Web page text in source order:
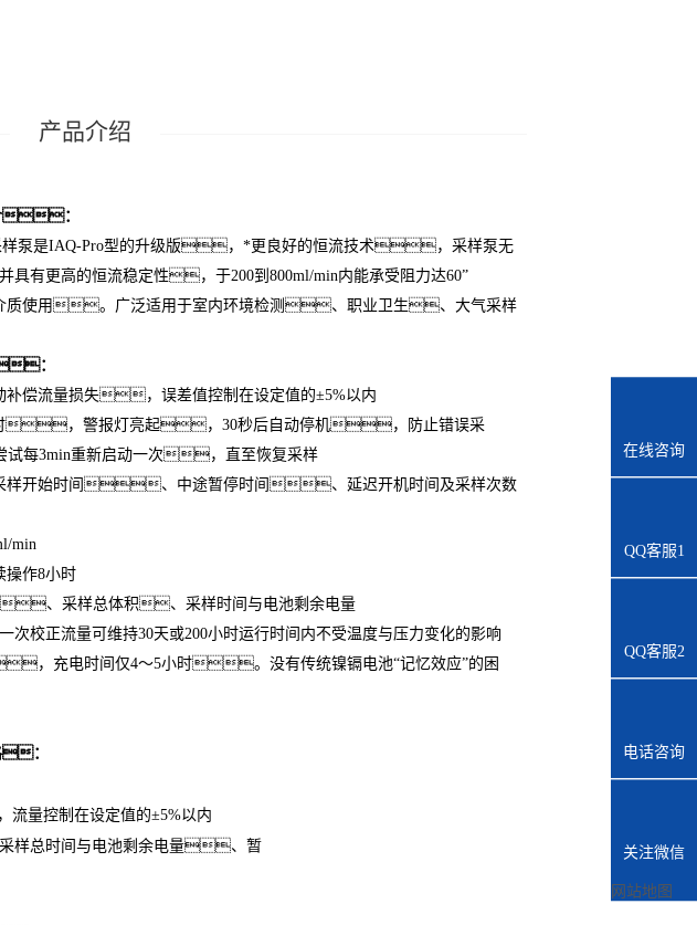
介：
样泵是IAQ-Pro型的升级版，*更良好的恒流技术，采样泵无
有更高的恒流稳定性，于200到800ml/min内能承受阻力达60”
质使用。广泛适用于室内环境检测、职业卫生、大气采样
：
流量损失，误差值控制在设定值的±5%以内
，警报灯亮起，30秒后自动停机，防止错误采
每3min重新启动一次，直至恢复采样
始时间、中途暂停时间、延迟开机时间及采样次数
min
作8小时
、采样总体积、采样时间与电池剩余电量
正流量可维持30天或200小时运行时间内不受温度与压力变化的影响
充电时间仅4～5小时。没有传统镍镉电池“记忆效应”的困
：
量控制在设定值的±5%以内
样总时间与电池剩余电量、暂
在线咨询
QQ客服1
QQ客服2
电话咨询
关注微信
网站地图